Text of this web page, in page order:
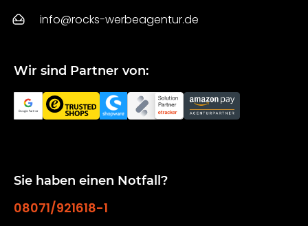
info@rocks-werbeagentur.de
Wir sind Partner von:
Sie haben einen Notfall?
08071/921618-1